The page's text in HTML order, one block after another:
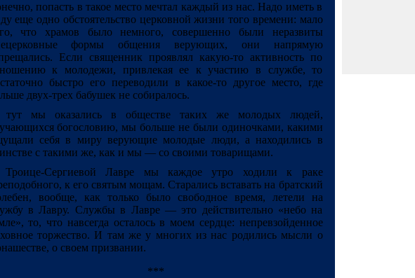
попасть в такое место мечтал каждый из нас. Надо иметь в
еще одно обстоятельство церковной жизни того времени: мало
что храмов было немного, совершенно были неразвиты
формы общения верующих, они напрямую
Если священник проявлял какую-то активность по
к молодежи, привлекая ее к участию в службе, то
быстро его переводили в какое-то другое место, где
двух-трех бабушек не собиралось.
мы оказались в обществе таких же молодых людей,
богословию, мы больше не были одиночками, какими
себя в миру верующие молодые люди, а находились в
с такими же, как и мы ― со своими товарищами.
Сергиевой Лавре мы каждое утро ходили к раке
к его святым мощам. Старались вставать на братский
вообще, как только было свободное время, летели на
в Лавру. Службы в Лавре ― это действительно «небо на
то, что навсегда осталось в моем сердце: непревзойденное
торжество. И там же у многих из нас родились мысли о
о своем призвании.
***